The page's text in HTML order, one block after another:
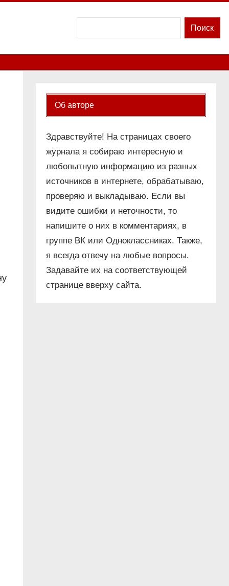
Поиск
Об авторе
Здравствуйте! На страницах своего
журнала я собираю интересную и
любопытную информацию из разных
источников в интернете, обрабатываю,
проверяю и выкладываю. Если вы
видите ошибки и неточности, то
напишите о них в комментариях, в
группе ВК или Одноклассниках. Также,
я всегда отвечу на любые вопросы.
Задавайте их на соответствующей
странице вверху сайта.